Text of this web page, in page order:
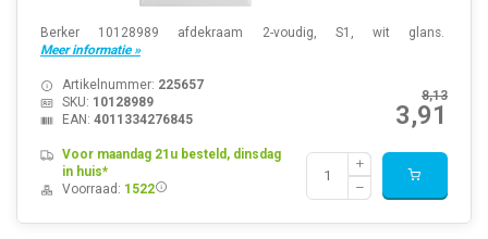
Berker 10128989 afdekraam 2-voudig, S1, wit glans.
Meer informatie »
8,13
3,91
Artikelnummer: 225657
SKU: 10128989
EAN: 4011334276845
Voor maandag 21u besteld, dinsdag
in huis*
Voorraad: 1522